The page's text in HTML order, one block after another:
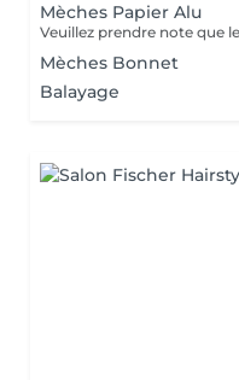
Mèches Papier Alu
Mèches Bonnet
Balayage